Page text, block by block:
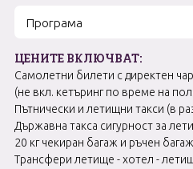
Програма
ЦЕНИТЕ ВКЛЮЧВАТ:
Самолетни билети с директен
(не вкл. кетъринг по време на
Пътнически и летищни такси (в
Държавна такса сигурност за
20 кг чекиран багаж и ръчен
Трансфери летище - хотел -